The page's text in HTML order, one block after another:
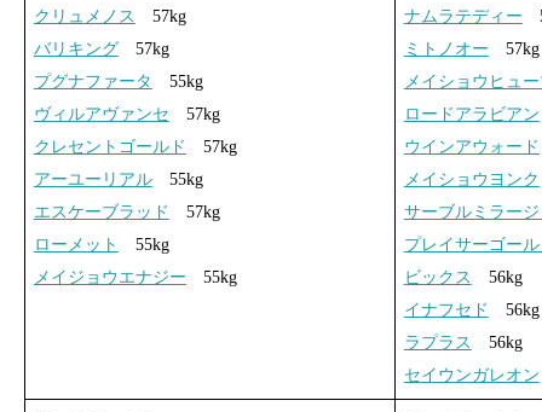
クリュメノス
57kg
バリキング57kg
プグナファータ
55kg
ヴィルアヴァンセ 57kg
クレセントゴールド
57kg
アーユーリアル55kg
エスケーブラッド
57kg
ローメット
55kg
メイジョウエナジー 55kg
ナムラテディー
ミトノオー 57kg
メイショウヒュ
ロードアラビアン
ウインアウォード
メイショウヨンク
サーブルミラー
プレイサーゴー
ビックス
56kg
イナフセド
56kg
ラプラス
56kg
セイウンガレオン